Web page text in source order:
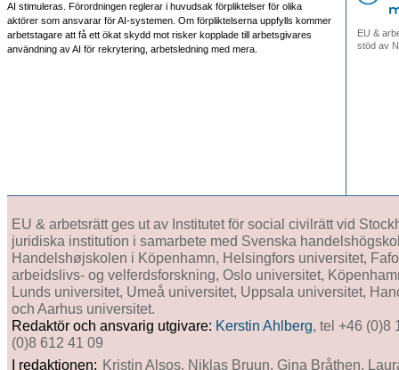
AI stimuleras. Förordningen reglerar i huvudsak förpliktelser för olika
aktörer som ansvarar för AI-systemen. Om förpliktelserna uppfylls kommer
arbetstagare att få ett ökat skydd mot risker kopplade till arbetsgivares
användning av AI för rekrytering, arbetsledning med mera.
EU &
stöd av
EU & arbetsrätt ges ut av Institutet för social civilrätt vid
juridiska institution i samarbete med Svenska
Handelshøjskolen i Köpenhamn, Helsingfors universitet,
arbeidslivs- og velferdsforskning, Oslo universitet,
Lunds universitet, Umeå universitet, Uppsala universitet,
och Aarhus universitet.
Redaktör och ansvarig utgivare: Kerstin Ahlberg, tel +46 (0)8
(0)8 612 41 09
I redaktionen: Kristin Alsos, Niklas Bruun, Gina Bråthen,